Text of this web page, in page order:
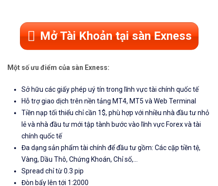
Mở Tài Khoản tại sàn Exness
Một số ưu điểm của sàn Exness:
Sở hữu các giấy phép uý tín trong lĩnh vực tài chính quốc tế
Hỗ trợ giao dịch trên nền tảng MT4, MT5 và Web Terminal
Tiền nạp tối thiểu chỉ cần 1$, phù hợp với nhiều nhà đầu tư nhỏ
lẻ và nhà đầu tư mới tập tành bước vào lĩnh vực Forex và tài
chính quốc tế
Đa dạng sản phẩm tài chính để đầu tư gồm: Các cặp tiền tệ,
Vàng, Dầu Thô, Chứng Khoán, Chỉ số,...
Spread chỉ từ 0.3 pip
Đòn bẩy lên tới 1:2000